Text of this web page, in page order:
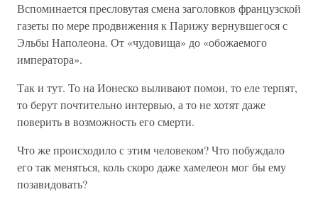
Вспоминается пресловутая смена заголовков французской
газеты по мере продвижения к Парижу вернувшегося с
Эльбы Наполеона. От «чудовища» до «обожаемого
императора».
Так и тут. То на Ионеско выливают помои, то еле терпят,
то берут почтительно интервью, а то не хотят даже
поверить в возможность его смерти.
Что же происходило с этим человеком? Что побуждало
его так меняться, коль скоро даже хамелеон мог бы ему
позавидовать?